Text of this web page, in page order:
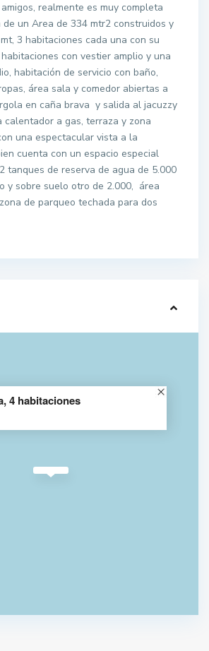
realmente es muy completa
de un Area de 334 mtr2 construidos y
3 habitaciones cada una con su
con vestier amplio y una
habitación de servicio con baño,
área sala y comedor abiertas a
en caña brava y salida al jacuzzy
calentador a gas, terraza y zona
una espectacular vista a la
cuenta con un espacio especial
tanques de reserva de agua de 5.000
y sobre suelo otro de 2.000, área
de parqueo techada para dos
4 habitaciones